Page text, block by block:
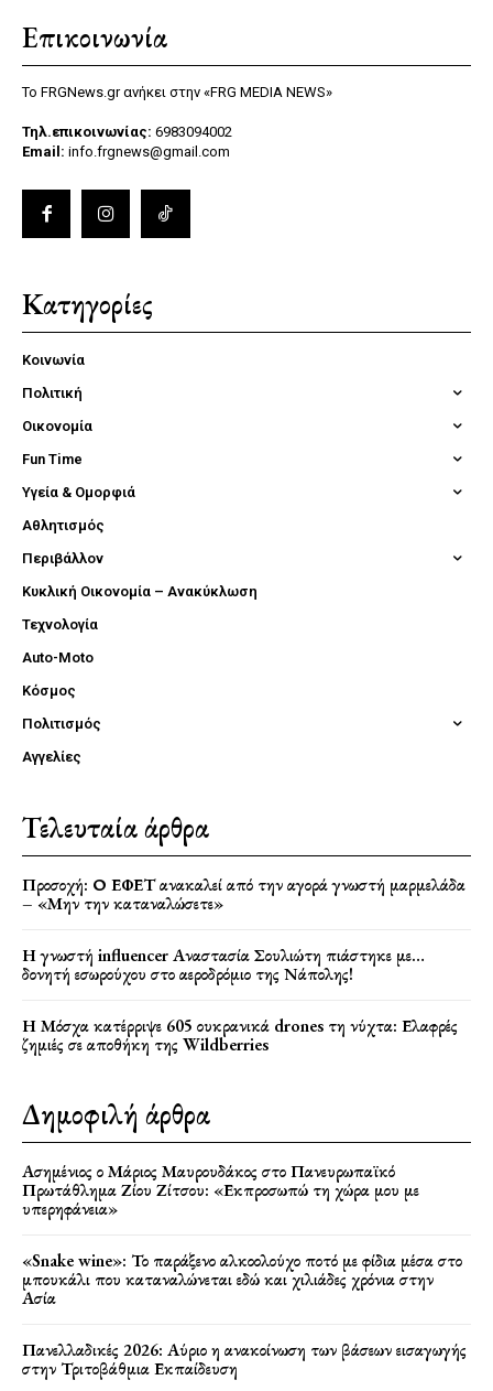
Επικοινωνία
Το FRGNews.gr ανήκει στην «FRG MEDIA NEWS»
Τηλ.επικοινωνίας: 6983094002
Email: info.frgnews@gmail.com
Κατηγορίες
Κοινωνία
Πολιτική
Οικονομία
Fun Time
Υγεία & Ομορφιά
Αθλητισμός
Περιβάλλον
Κυκλική Οικονομία – Ανακύκλωση
Τεχνολογία
Auto-Moto
Κόσμος
Πολιτισμός
Αγγελίες
Τελευταία άρθρα
Προσοχή: Ο ΕΦΕΤ ανακαλεί από την αγορά γνωστή μαρμελάδα
– «Μην την καταναλώσετε»
Η γνωστή influencer Αναστασία Σουλιώτη πιάστηκε με…
δονητή εσωρούχου στο αεροδρόμιο της Νάπολης!
Η Μόσχα κατέρριψε 605 ουκρανικά drones τη νύχτα: Ελαφρές
ζημιές σε αποθήκη της Wildberries
Δημοφιλή άρθρα
Ασημένιος ο Μάριος Μαυρουδάκος στο Πανευρωπαϊκό
Πρωτάθλημα Ζίου Ζίτσου: «Εκπροσωπώ τη χώρα μου με
υπερηφάνεια»
«Snake wine»: Το παράξενο αλκοολούχο ποτό με φίδια μέσα στο
μπουκάλι που καταναλώνεται εδώ και χιλιάδες χρόνια στην
Ασία
Πανελλαδικές 2026: Αύριο η ανακοίνωση των βάσεων εισαγωγής
στην Τριτοβάθμια Εκπαίδευση